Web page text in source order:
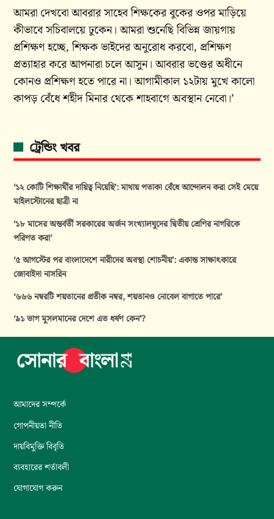
আমরা দেখবো আবরার সাহেব শিক্ষকের বুকের ওপর মাড়িয়ে
কীভাবে সচিবালয়ে ঢুকেন। আমরা শুনেছি বিভিন্ন জায়গায়
প্রশিক্ষণ হচ্ছে, শিক্ষক ভাইদের অনুরোধ করবো, প্রশিক্ষণ
প্রত্যাহার করে আপনারা চলে আসুন। আবরার ভণ্ডের অধীনে
কোনও প্রশিক্ষণ হতে পারে না। আগামীকাল ১২টায় মুখে কালো
কাপড় বেঁধে শহীদ মিনার থেকে শাহবাগে অবস্থান নেবো।’
ট্রেন্ডিং খবর
‘১২ কোটি শিক্ষার্থীর দায়িত্ব নিয়েছি’: মাথায় পতাকা বেঁধে আন্দোলন করা সেই মেয়ে
মাইলস্টোনের ছাত্রী না
‘১৮ মাসের অন্তর্বর্তী সরকারের অর্জন সংখ্যালঘুদের দ্বিতীয় শ্রেণির নাগরিকে
পরিণত করা’
‘৫ আগস্টের পর বাংলাদেশে নারীদের অবস্থা শোচনীয়’: একান্ত সাক্ষাৎকারে
জোবাইদা নাসরিন
‘৬৬৬ নম্বরটি শয়তানের প্রতীক নম্বর, শয়তানও নোবেল বাগাতে পারে’
‘৯১ ভাগ মুসলমানের দেশে এত ধর্ষণ কেন’?
আমাদের সম্পর্কে
গোপনীয়তা নীতি
দায়বিমুক্তি বিবৃতি
ব্যবহারের শর্তাবলী
যোগাযোগ করুন